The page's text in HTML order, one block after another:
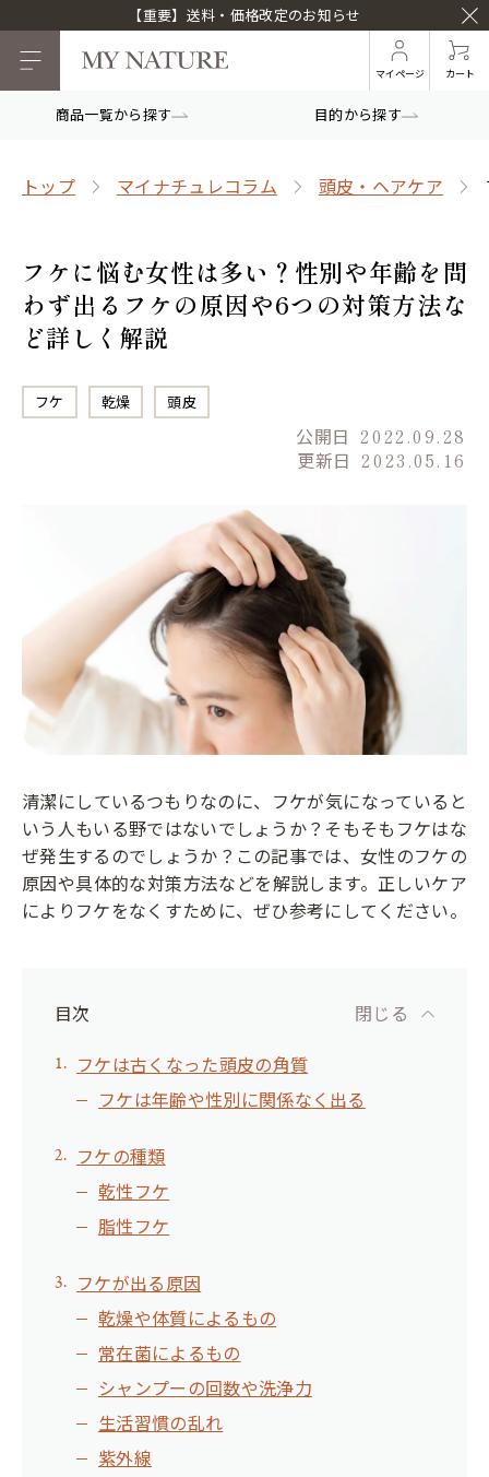
【重要】送料・価格改定のお知らせ
マイページ カート
商品一覧から探す 目的から探す
トップ マイナチュレコラム 頭皮・ヘアケア
フケに悩む女性は多い？性別や年齢を問
わず出るフケの原因や6つの対策方法な
ど詳しく解説
フケ 乾燥 頭皮
公開日 2022.09.28
更新日 2023.05.16
清潔にしているつもりなのに、フケが気になっていると
いう人もいる野ではないでしょうか？そもそもフケはな
ぜ発生するのでしょうか？この記事では、女性のフケの
原因や具体的な対策方法などを解説します。正しいケア
によりフケをなくすために、ぜひ参考にしてください。
目次
フケは古くなった頭皮の角質
フケは年齢や性別に関係なく出る
フケの種類
乾性フケ
脂性フケ
フケが出る原因
乾燥や体質によるもの
常在菌によるもの
シャンプーの回数や洗浄力
生活習慣の乱れ
紫外線
閉じる